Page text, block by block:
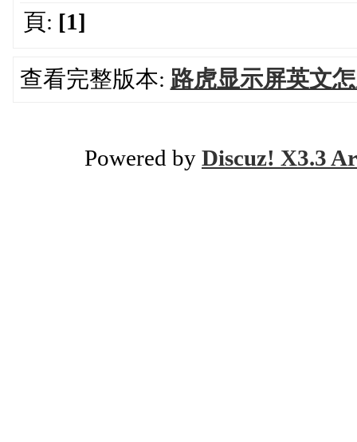
頁: [1]
查看完整版本: 路虎显示屏英文
Powered by Discuz! X3.3